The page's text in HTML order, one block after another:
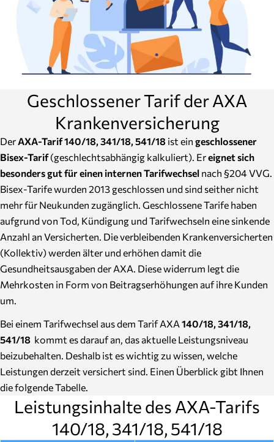
Geschlossener Tarif der AXA
Krankenversicherung
Der AXA-Tarif 140/18, 341/18, 541/18 ist ein geschlossener
Bisex-Tarif(geschlechtsabhängig kalkuliert). Ereignet sich
besonders gut für einen internen Tarifwechsel nach §204 VVG.
Bisex-Tarife wurden 2013 geschlossen und sind seither nicht
mehr für Neukunden zugänglich. Geschlossene Tarife haben
aufgrund von Tod, Kündigung und Tarifwechseln eine sinkende
Anzahl an Versicherten. Die verbleibenden Krankenversicherten
(Kollektiv) werden älter und erhöhen damit die
Gesundheitsausgaben der AXA. Diese widerrum legt die
Mehrkosten in Form von Beitragserhöhungen auf ihre Kunden
um.
Bei einem Tarifwechsel aus dem Tarif AXA 140/18, 341/18,
541/18 kommt es darauf an, das aktuelle Leistungsniveau
beizubehalten. Deshalb ist es wichtig zu wissen, welche
Leistungen derzeit versichert sind. Einen Überblick gibt Ihnen
die folgende Tabelle.
Leistungsinhalte des AXA-Tarifs
140/18, 341/18, 541/18